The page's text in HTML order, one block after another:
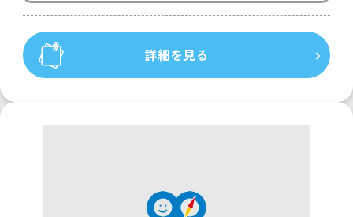
詳細を見る